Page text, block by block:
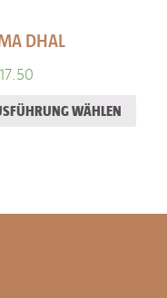
DHAL
17.50
WÄHLEN